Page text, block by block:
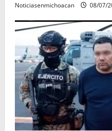
Noticiasenmichoacan 08/07/